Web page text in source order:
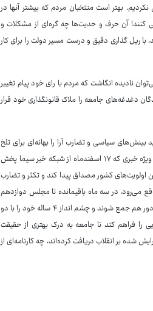
بهتر است منتخبان مردم که بیشتر آنها در
کنند! آن حرف و حدیت‌ها چه گره‌ای از مشکلات و
ریل گذاری دقیق و درست مسیر دولت را برای کار
نادیده انگاشت که مردم با رای خود پیام تغییر
دغدغه‌های جامعه را ملاک قانونگذاری خود قرار
پیروی کنند اما نباید بینش‌های سیاسی و تضارب آرا را بهانه‌ای برای تلخ
کردن کام ملت کنند. منتخب سوم تهران در مجلس دوازدهم ضمن بیان این مطلب، در گفت‌وگوی ویژه خبری که ۱۷ اسفندماه از شبکه خبر سیما پخش
کشور مصداق پیدا کند و تکثر و تضارب
می‌رود، در سه ماه باقیمانده تا مجلس دوازدهم
به‌خصوص پس از برگزاری انتخابات میان دوره‌ای و تکمیل کرسی‌های مجلس، منتخبان در یک گعده دور هم جمع شوند و چشم انداز ۴ ساله خود را با دو
فراهم کند تا جامعه به درک بهتری از حقیقت
که اخیرا از سوی ره ویرایش شده بر انقلاب دریافت کرده‌اند، چه کارنامه‌ای از